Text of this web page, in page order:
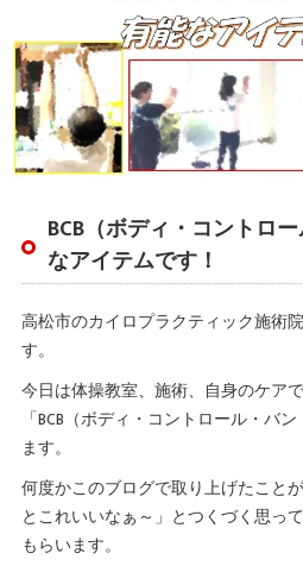
BCB（ボディ・コントロ
なアイテムです！
高松市のカイロプラクティック施術
す。
今日は体操教室、施術、自身のケア
「BCB（ボディ・コントロール・バ
ます。
何度かこのブログで取り上げたこと
とこれいいなぁ～」とつくづく思っ
もらいます。